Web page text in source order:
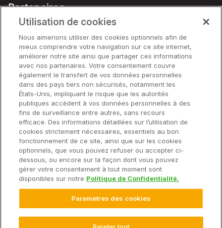
Partenaires
Notre matériel
Soutien
Solutions
Matériel
Entreprise
© 2025 Climate LLC. Tous droits réservés.
Conditions d'utilisation du site Web
FAQ sur la déclaration de confidentialité
Déclaration de confidentialité des données sur la santé
Utilisation de cookies
Nous aimerions utiliser des cookies optionnels afin de
mieux comprendre votre navigation sur ce site internet,
améliorer notre site ainsi que partager ces informations
avec nos partenaires. Votre consentement couvre
également le transfert de vos données personnelles
dans des pays tiers non sécurisés, notamment les
États-Unis, impliquant le risque que les autorités
publiques accèdent à vos données personnelles à des
fins de surveillance entre autres, sans recours
efficace. Des informations détaillées sur l’utilisation de
cookies strictement nécessaires, essentiels au bon
fonctionnement de ce site, ainsi que sur les cookies
optionnels, que vous pouvez refuser ou accepter ci-
dessous, ou encore sur la façon dont vous pouvez
gérer votre consentement à tout moment sont
disponibles sur notre Politique de Confidentialité.
Paramètres des cookies